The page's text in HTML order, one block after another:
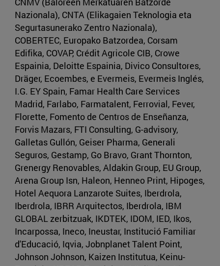
Nazionala), CNTA (Elikagaien Teknologia eta
Segurtasunerako Zentro Nazionala),
COBERTEC, Europako Batzordea, Corsam
Edifika, COVAP, Crédit Agricole CIB, Crowe
Espainia, Deloitte Espainia, Divico Consultores,
Dräger, Ecoembes, e Evermeis, Evermeis Inglés,
I.G. EY Spain, Famar Health Care Services
Madrid, Farlabo, Farmatalent, Ferrovial, Fever,
Florette, Fomento de Centros de Enseñanza,
Forvis Mazars, FTI Consulting, G-advisory,
Galletas Gullón, Geiser Pharma, Generali
Seguros, Gestamp, Go Bravo, Grant Thornton,
Grenergy Renovables, Aldakin Group, EU Group,
Arena Group Isn, Haleon, Henneo Print, Hipoges,
Hotel Aequora Lanzarote Suites, Iberdrola,
Iberdrola, IBRR Arquitectos, Iberdrola, IBM
GLOBAL zerbitzuak, IKDTEK, IDOM, IED, Ikos,
Incarpossa, Ineco, Ineustar, Institució Familiar
d'Educació, Iqvia, Jobnplanet Talent Point,
Johnson Johnson, Kaizen Institutua, Keinu-